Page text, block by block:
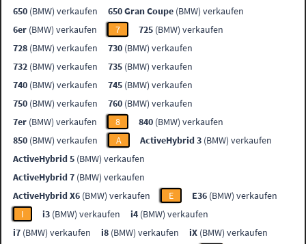
650 (BMW) verkaufen 650 Gran Coupe (BMW) verkaufen
6er (BMW) verkaufen 7 725 (BMW) verkaufen
728 (BMW) verkaufen 730 (BMW) verkaufen
732 (BMW) verkaufen 735 (BMW) verkaufen
740 (BMW) verkaufen 745 (BMW) verkaufen
750 (BMW) verkaufen 760 (BMW) verkaufen
7er (BMW) verkaufen 8 840 (BMW) verkaufen
850 (BMW) verkaufen A ActiveHybrid 3 (BMW) verkaufen
ActiveHybrid 5 (BMW) verkaufen
ActiveHybrid 7 (BMW) verkaufen
ActiveHybrid X6 (BMW) verkaufen E E36 (BMW) verkaufen
I
i3 (BMW) verkaufen i4 (BMW) verkaufen
i7 (BMW) verkaufen i8 (BMW) verkaufen iX (BMW) verkaufen